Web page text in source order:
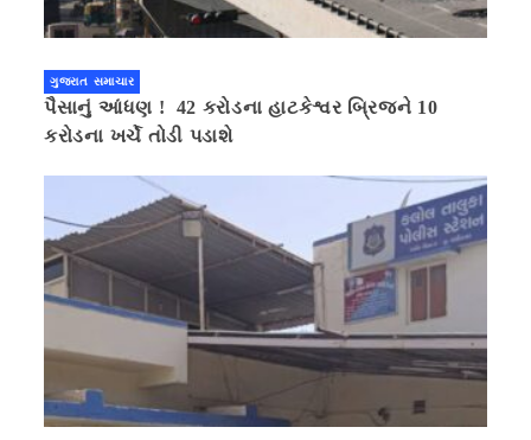
ગુજરાત સમાચાર
પૈસાનું આંધણ ! 42 કરોડના હાટકેશ્વર બ્રિજને 10
કરોડના ખર્ચે તોડી પડાશે